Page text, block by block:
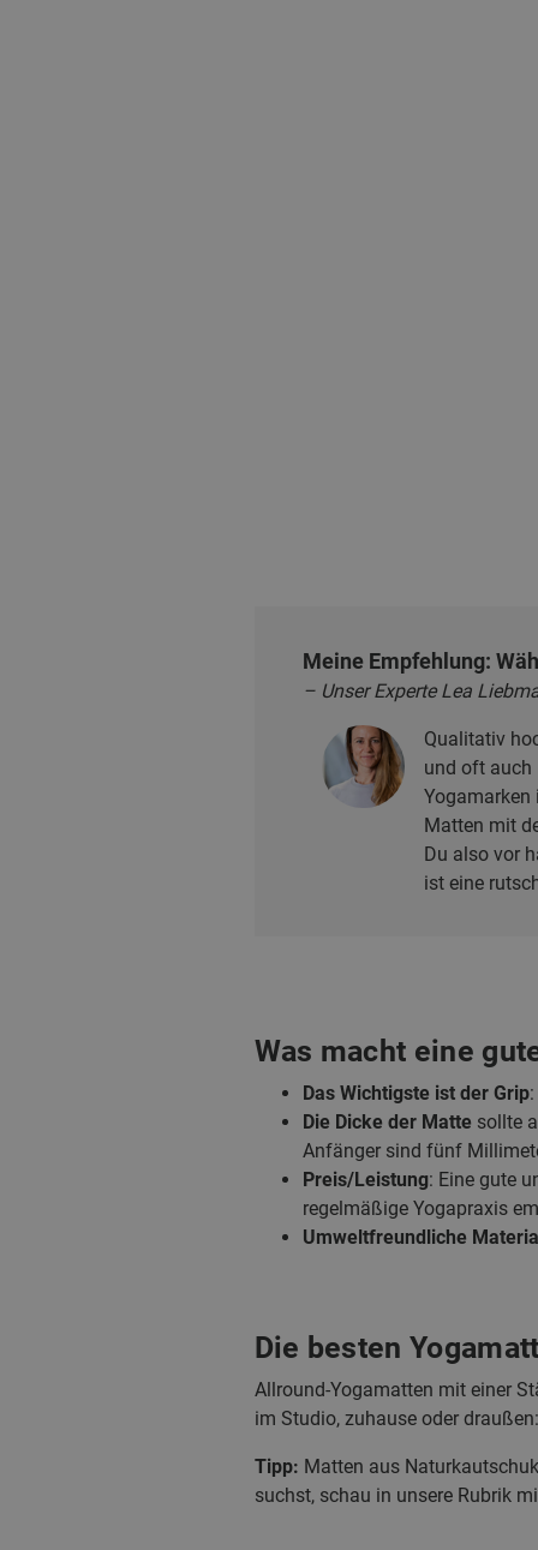
Meine Empfehlung:
– Unser Experte Lea
Qualitativ
und oft auch
Yogamarken
Matten mit
Du also vor
ist eine
Was macht eine
Das Wichtigste ist der Grip:
Die Dicke der Matte sollte
Anfänger sind fünf
Preis/Leistung: Eine gute
regelmäßige Yogapraxis
Umweltfreundliche
Die besten
Allround-Yogamatten mit einer
im Studio, zuhause oder
Tipp: Matten aus
suchst, schau in unsere Rubrik